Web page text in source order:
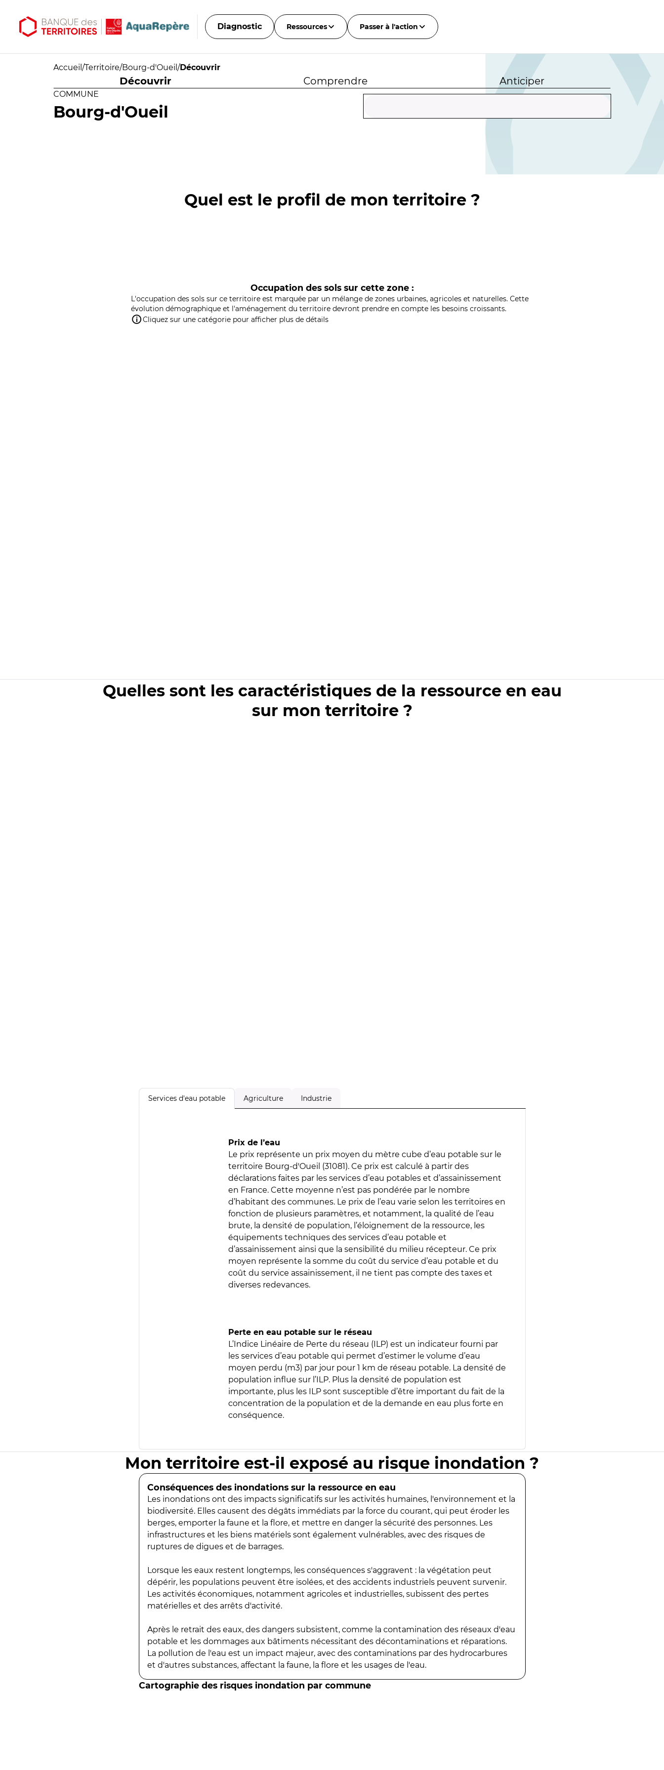
Diagnostic Ressources Passer à l'action
Accueil /Territoire/Bourg-d'Oueil /Découvrir
Découvrir Comprendre Anticiper
COMMUNE
Bourg-d'Oueil
Quel est le profil de mon territoire ?
Occupation des sols sur cette zone :
L'occupation des sols sur ce territoire est marquée par un mélange de zones urbaines, agricoles et naturelles. Cette
évolution démographique et l'aménagement du territoire devront prendre en compte les besoins croissants.
Cliquez sur une catégorie pour afficher plus de détails
Quelles sont les caractéristiques de la ressource en eau
sur mon territoire ?
Services d'eau potable Agriculture Industrie
Prix de l’eau
Le prix représente un prix moyen du mètre cube d’eau potable sur le
territoire Bourg-d'Oueil (31081). Ce prix est calculé à partir des
déclarations faites par les services d’eau potables et d’assainissement
en France. Cette moyenne n’est pas pondérée par le nombre
d’habitant des communes. Le prix de l’eau varie selon les territoires en
fonction de plusieurs paramètres, et notamment, la qualité de l’eau
brute, la densité de population, l’éloignement de la ressource, les
équipements techniques des services d’eau potable et
d’assainissement ainsi que la sensibilité du milieu récepteur. Ce prix
moyen représente la somme du coût du service d’eau potable et du
coût du service assainissement, il ne tient pas compte des taxes et
diverses redevances.
Perte en eau potable sur le réseau
L’Indice Linéaire de Perte du réseau (ILP) est un indicateur fourni par
les services d’eau potable qui permet d’estimer le volume d’eau
moyen perdu (m3) par jour pour 1 km de réseau potable. La densité de
population influe sur l’ILP. Plus la densité de population est
importante, plus les ILP sont susceptible d’être important du fait de la
concentration de la population et de la demande en eau plus forte en
conséquence.
Mon territoire est-il exposé au risque inondation ?
Conséquences des inondations sur la ressource en eau
Les inondations ont des impacts significatifs sur les activités humaines, l'environnement et la
biodiversité. Elles causent des dégâts immédiats par la force du courant, qui peut éroder les
berges, emporter la faune et la flore, et mettre en danger la sécurité des personnes. Les
infrastructures et les biens matériels sont également vulnérables, avec des risques de
ruptures de digues et de barrages.
Lorsque les eaux restent longtemps, les conséquences s'aggravent : la végétation peut
dépérir, les populations peuvent être isolées, et des accidents industriels peuvent survenir.
Les activités économiques, notamment agricoles et industrielles, subissent des pertes
matérielles et des arrêts d'activité.
Après le retrait des eaux, des dangers subsistent, comme la contamination des réseaux d'eau
potable et les dommages aux bâtiments nécessitant des décontaminations et réparations.
La pollution de l'eau est un impact majeur, avec des contaminations par des hydrocarbures
et d'autres substances, affectant la faune, la flore et les usages de l'eau.
Cartographie des risques inondation par commune